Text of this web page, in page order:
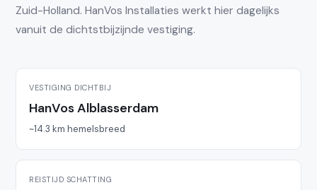
Zuid-Holland. HanVos Installaties werkt hier dagelijks
vanuit de dichtstbijzijnde vestiging.
VESTIGING DICHTBIJ
HanVos Alblasserdam
~14.3 km hemelsbreed
REISTIJD SCHATTING